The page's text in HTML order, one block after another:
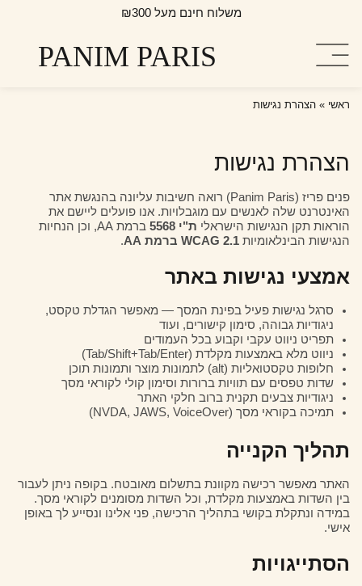
משלוח חינם מעל ₪300
PANIM PARIS
ראשי » הצהרת נגישות
הצהרת נגישות
פנים פריז (Panim Paris) רואה חשיבות עליונה בהנגשת אתר
האינטרנט שלה לאנשים עם מוגבלויות. אנו פועלים ליישם את
הוראות תקן הנגישות הישראלי ת"י 5568
ברמת AA, וכן הנחיות
הנגישות הבינלאומיות WCAG 2.1 ברמת AA .
אמצעי נגישות באתר
סרגל נגישות פעיל בפינת המסך — מאפשר הגדלת טקסט,
ניגודיות גבוהה, סימון קישורים, ועוד
תפריט ניווט עקבי וקבוע בכל העמודים
ניווט מלא באמצעות מקלדת (Tab/Shift+Tab/Enter)
חלופות טקסטואליות (alt) לתמונות מוצר ותמונות תוכן
שדות טפסים עם תוויות ברורות וסימון קולי לקוראי מסך
ניגודיות צבעים תקנית ברוב חלקי האתר
תמיכה בקוראי מסך (NVDA, JAWS, VoiceOver)
תהליך הקנייה
האתר מאפשר רכישה מקוונת בתשלום מאובטח. בקופה ניתן לעבור
בין השדות באמצעות מקלדת, וכל השדות מסומנים לקוראי מסך.
במידה ונתקלת בקושי בתהליך הרכישה, פני אלינו ונסייע לך באופן
אישי.
הסתייגויות